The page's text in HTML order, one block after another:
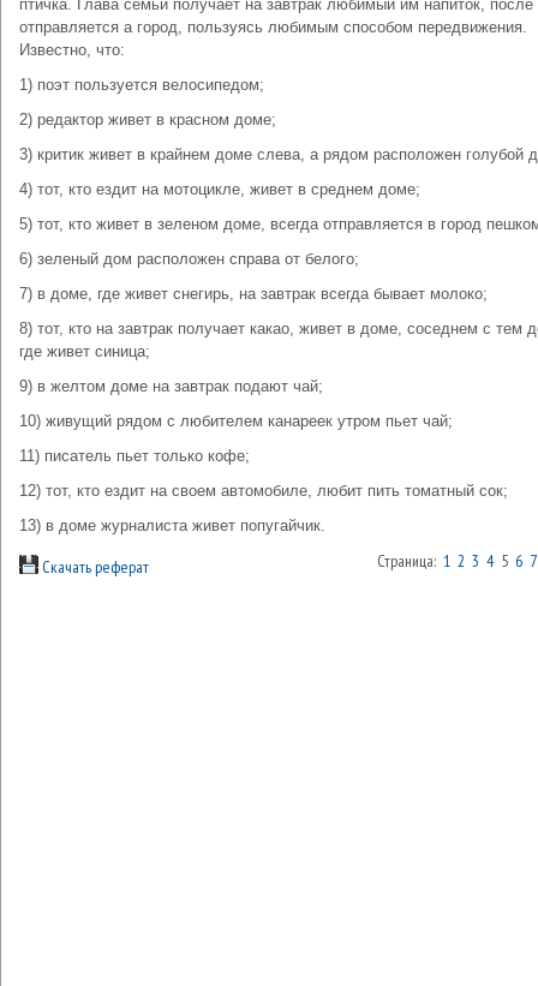
птичка. Глава семьи получает на завтрак любимый им напиток, после
отправляется а город, пользуясь любимым способом передвижения.
Известно, что:
1) поэт пользуется велосипедом;
2) редактор живет в красном доме;
3) критик живет в крайнем доме слева, а рядом расположен голубой
4) тот, кто ездит на мотоцикле, живет в среднем доме;
5) тот, кто живет в зеленом доме, всегда отправляется в город
6) зеленый дом расположен справа от белого;
7) в доме, где живет снегирь, на завтрак всегда бывает молоко;
8) тот, кто на завтрак получает какао, живет в доме, соседнем с тем
где живет синица;
9) в желтом доме на завтрак подают чай;
10) живущий рядом с любителем канареек утром пьет чай;
11) писатель пьет только кофе;
12) тот, кто ездит на своем автомобиле, любит пить томатный сок;
13) в доме журналиста живет попугайчик.
Скачать реферат Страница: 1 2 3 45 6 7